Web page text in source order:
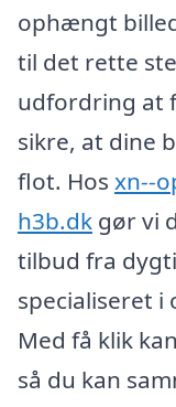
ophængt
til det rette
udfordring at
sikre, at dine
flot. Hos xn--
h3b.dk gør vi
tilbud fra
specialiseret
Med få klik
så du kan